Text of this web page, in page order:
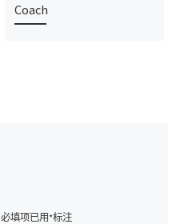
Coach
必填项已用*标注